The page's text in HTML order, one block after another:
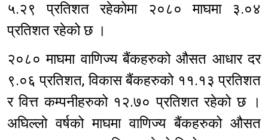
५.२९ प्रतिशत रहेकोमा २०८० माघमा ३.०४
प्रतिशत रहेको छ ।
२०८० माघमा वाणिज्य बैंकहरुको औसत आधार दर
९.०६ प्रतिशत, विकास बैंकहरुको ११.१३ प्रतिशत
र वित्त कम्पनीहरुको १२.७० प्रतिशत रहेको छ ।
अघिल्लो वर्षको माघमा वाणिज्य बैंकहरुको औसत